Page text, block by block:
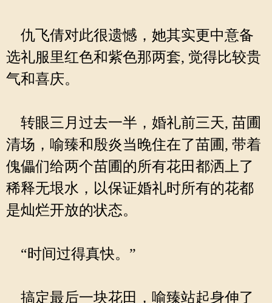
仇飞倩对此很遗憾，她其实更中意备
选礼服里红色和紫色那两套, 觉得比较贵
气和喜庆。
转眼三月过去一半，婚礼前三天, 苗圃
清场，喻臻和殷炎当晚住在了苗圃, 带着
傀儡们给两个苗圃的所有花田都洒上了
稀释无垠水，以保证婚礼时所有的花都
是灿烂开放的状态。
“时间过得真快。”
搞定最后一块花田，喻臻站起身伸了